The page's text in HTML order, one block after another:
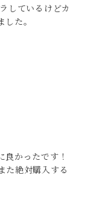
しているけどカ
た。
かったです！
た絶対購入する